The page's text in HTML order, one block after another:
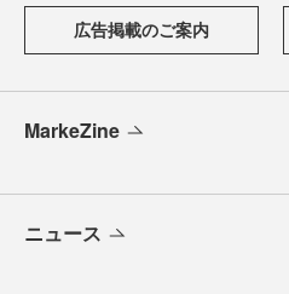
広告掲載のご案内
MarkeZine
ニュース